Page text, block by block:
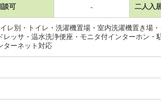
談可 - 二人入
レ別・トイレ・洗濯機置場・室内洗濯機置き場
ッサ・温水洗浄便座・モニタ付インターホン・
ターネット対応